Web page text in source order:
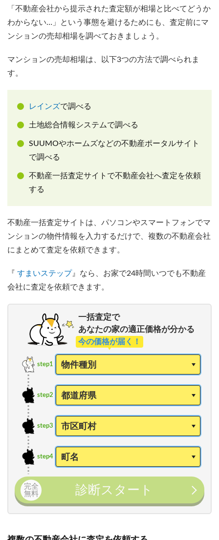
「不動産会社から提示された査定額が相場と比べてどうか
わからない…」という事態を避けるためにも、査定前にマ
ンションの売却相場を調べておきましょう。
マンションの売却相場は、以下3つの方法で調べられま
す。
レインズで調べる
土地総合情報システムで調べる
SUUMOやホームズなどの不動産ポータルサイト
で調べる
不動産一括査定サイトで不動産会社へ査定を依頼
する
不動産一括査定サイトは、パソコンやスマートフォンでマ
ンションの物件情報を入力するだけで、複数の不動産会社
にまとめて査定を依頼できます。
『 すまいステップ 』なら、お家で24時間いつでも不動産
会社に査定を依頼できます。
一括査定で
あなたの家の適正価格が分かる
今の価格が届く！
step1
step2
step3
step4
完全
無料
診断スタート